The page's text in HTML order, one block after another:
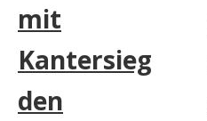
mit
Kantersieg
den